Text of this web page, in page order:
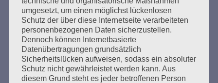
Esther Bejarano
umgesetzt, um einen möglichst lückenlosen
Schutz der über diese Internetseite verarbeiteten
personenbezogenen Daten sicherzustellen.
Dennoch können Internetbasierte
Datenübertragungen grundsätzlich
Sicherheitslücken aufweisen, sodass ein absoluter
Schutz nicht gewährleistet werden kann. Aus
diesem Grund steht es jeder betroffenen Person